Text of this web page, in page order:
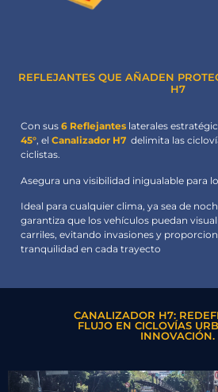
REFLEJANTES QUE AÑADEN
H7
Con sus 6 Reflejantes laterales
45°, el Canalizador H7 delimita las
ciclistas.
Asegura una visibilidad inigualable para
Ideal para cualquier clima, ya sea de
garantiza que los vehículos puedan
carriles, evitando invasiones y
tranquilidad en cada trayecto
CANALIZADOR H7:
FLUJO EN CICLOVÍAS
INNOVACIÓN.